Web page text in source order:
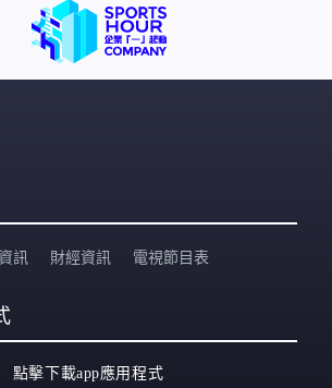
訊 財經資訊 電視節目表
點擊下載app應用程式